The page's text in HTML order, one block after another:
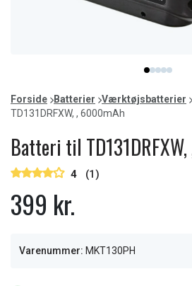
item
0
item
1
item
2
item
3
item
4
of
5
Forside Batterier Værktøjsbatterier
TD131DRFXW, , 6000mAh
Batteri til
4 (1)
399 kr.
Varenummer: MKT130PH